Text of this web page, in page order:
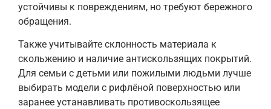
устойчивы к повреждениям, но требуют бережного
обращения.
Также учитывайте склонность материала к
скольжению и наличие антискользящих покрытий.
Для семьи с детьми или пожилыми людьми лучше
выбирать модели с рифлёной поверхностью или
заранее устанавливать противоскользящее